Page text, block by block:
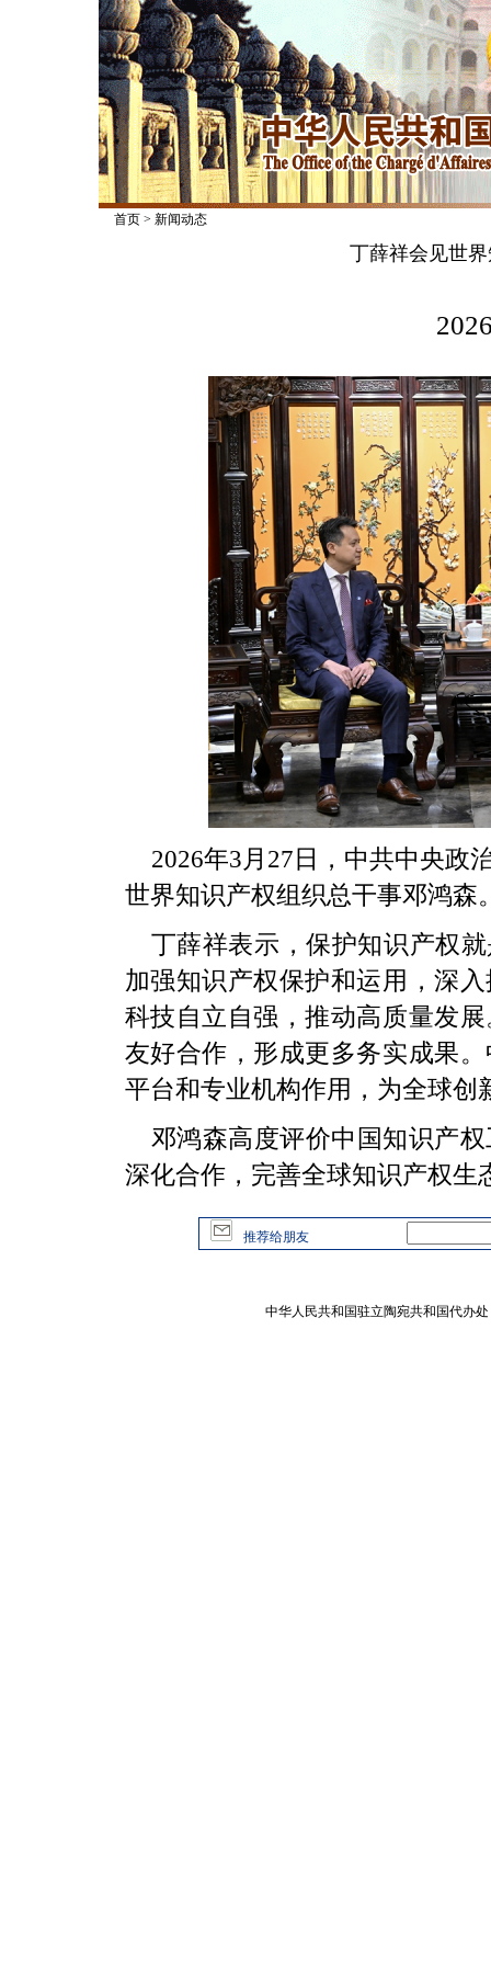
首页> 新闻动态
丁薛祥会见世
2026年3月27日，中共中央政
世界知识产权组织总干事邓鸿森
丁薛祥表示，保护知识产权
加强知识产权保护和运用，深
科技自立自强，推动高质量发
友好合作，形成更多务实成果
平台和专业机构作用，为全球创
邓鸿森高度评价中国知识产
深化合作，完善全球知识产权
推荐给朋友
中华人民共和国驻立陶宛共和国代办处